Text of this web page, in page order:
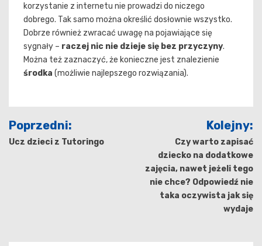
korzystanie z internetu nie prowadzi do niczego
dobrego. Tak samo można określić dosłownie wszystko.
Dobrze również zwracać uwagę na pojawiające się
sygnały – raczej nic nie dzieje się bez przyczyny.
Można też zaznaczyć, że konieczne jest znalezienie
środka (możliwie najlepszego rozwiązania).
Nawigacja
wpisu
Poprzedni:
Ucz dzieci z Tutoringo
Kolejny:
Czy warto zapisać
dziecko na dodatkowe
zajęcia, nawet jeżeli tego
nie chce? Odpowiedź nie
taka oczywista jak się
wydaje